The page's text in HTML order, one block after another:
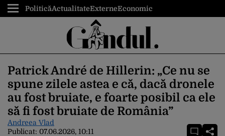
PoliticăActualitateExterneEconomic
Patrick André de Hillerin: „Ce nu se
spune zilele astea e că, dacă dronele
au fost bruiate, e foarte posibil ca ele
să fi fost bruiate de România”
Andreea Vlad
Publicat: 07.06.2026, 10:11